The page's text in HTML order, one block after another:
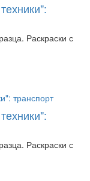
Раскраски с
Раскраски с